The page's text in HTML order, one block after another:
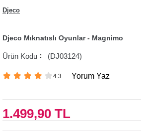
Djeco
Djeco Mıknatıslı Oyunlar - Magnimo
(DJ03124)
4.3 Yorum Yaz
1.499,90 TL